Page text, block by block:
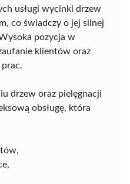
usługi wycinki drzew
co świadczy o jej silnej
pozycja w
klientów oraz
drzew oraz pielęgnacji
obsługę, która